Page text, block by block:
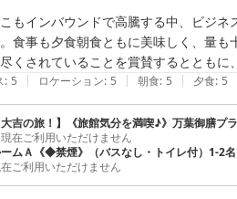
もインバウンドで高騰する中、ビジ
食事も夕食朝食ともに美味しく、量
くされていることを賞賛するとともに
: 5 | ロケーション: 5 | 朝食: 5 | 夕食: 5
大吉の旅！】《旅館気分を満喫♪》万葉御膳プ
在ご利用いただけません
ムＡ《◆禁煙》（バスなし・トイレ付）1-2名
ご利用いただけません